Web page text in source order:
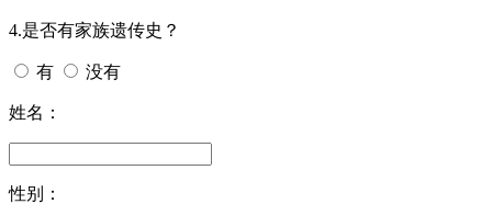
4.是否有家族遗传史？
有 没有
姓名：
性别：